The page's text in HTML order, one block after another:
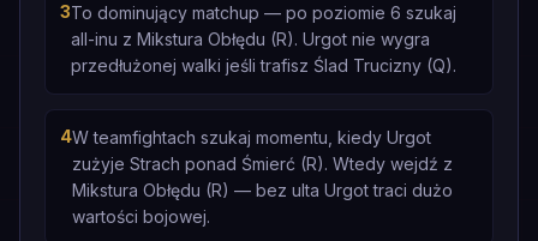
3To dominujący matchup — po poziomie 6 szukaj
all-inu z Mikstura Obłędu (R). Urgot nie wygra
przedłużonej walki jeśli trafisz Ślad Trucizny (Q).
4W teamfightach szukaj momentu, kiedy Urgot
zużyje Strach ponad Śmierć (R). Wtedy wejdź z
Mikstura Obłędu (R) — bez ulta Urgot traci dużo
wartości bojowej.